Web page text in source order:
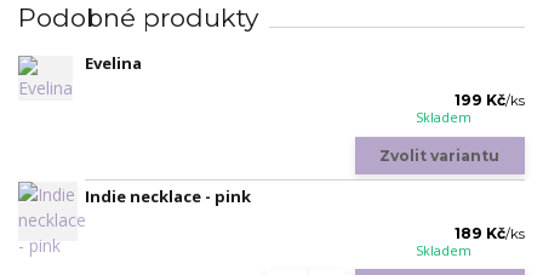
Podobné produkty
Evelina
199 Kč/ks
Skladem
Zvolit variantu
Indie necklace - pink
189 Kč/ks
Skladem